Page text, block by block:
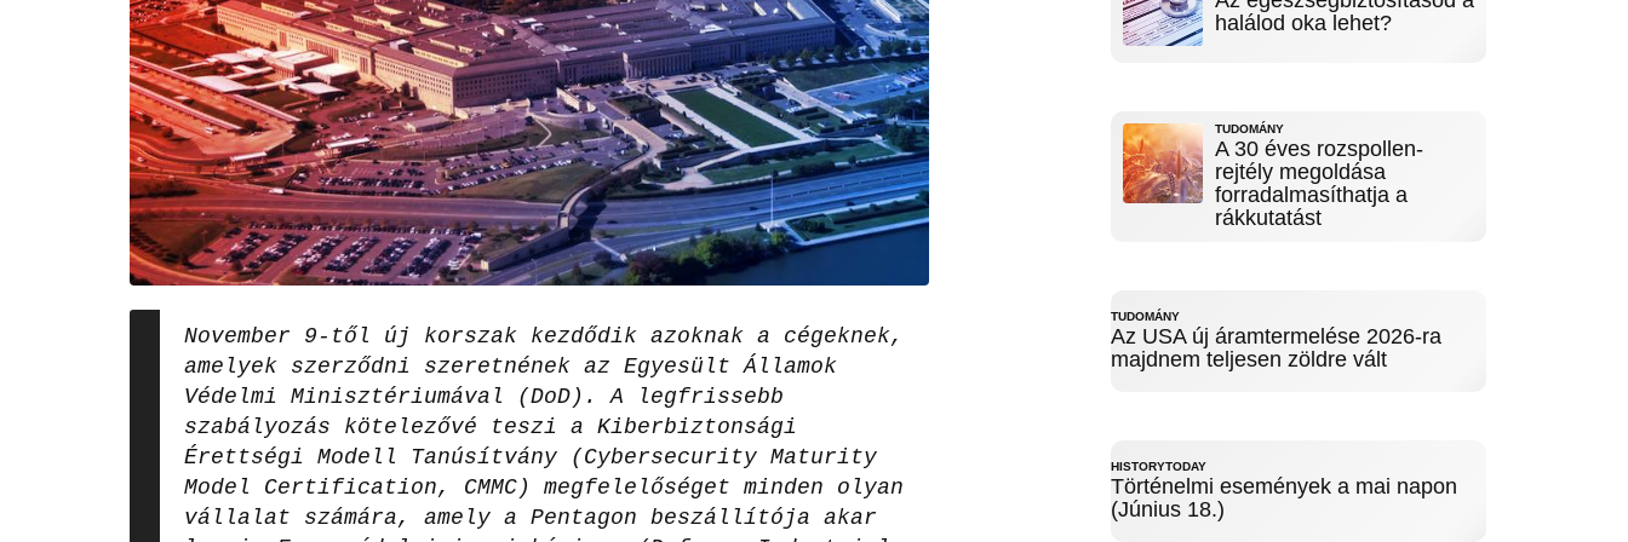
November 9-től új korszak kezdődik azoknak a cégeknek,
amelyek szerződni szeretnének az Egyesült Államok
Védelmi Minisztériumával (DoD). A legfrissebb
szabályozás kötelezővé teszi a Kiberbiztonsági
Érettségi Modell Tanúsítvány (Cybersecurity Maturity
Model Certification, CMMC) megfelelőséget minden olyan
vállalat számára, amely a Pentagon beszállítója akar
halálod oka lehet?
TUDOMÁNY
A 30 éves rozspollen-
rejtély megoldása
forradalmasíthatja a
rákkutatást
TUDOMÁNY
Az USA új áramtermelése 2026-ra
majdnem teljesen zöldre vált
HISTORYTODAY
Történelmi események a mai napon
(Június 18.)